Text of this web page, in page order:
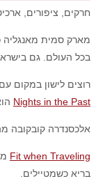
חרקים, ציפורים,
מארק סמית מאנגליה
בכל העולם. גם
רוצים לישון במקום
Nights in the Past
אלכסנדרה קובקובה
Fit when Traveling
בריא כשמטיילים.